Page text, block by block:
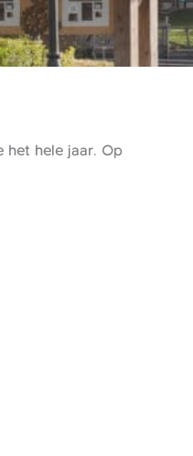
hele jaar. Op